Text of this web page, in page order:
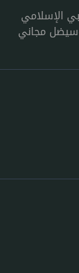
الإسلامي
مجاني